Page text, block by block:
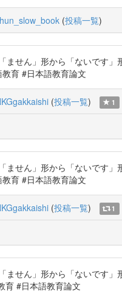
(投稿一覧)
ません」形から「ないです
育 #日本語教育論文
(投稿一覧) 1
ません」形から「ないです
育 #日本語教育論文
(投稿一覧) 1
ません」形から「ないです
育 #日本語教育論文